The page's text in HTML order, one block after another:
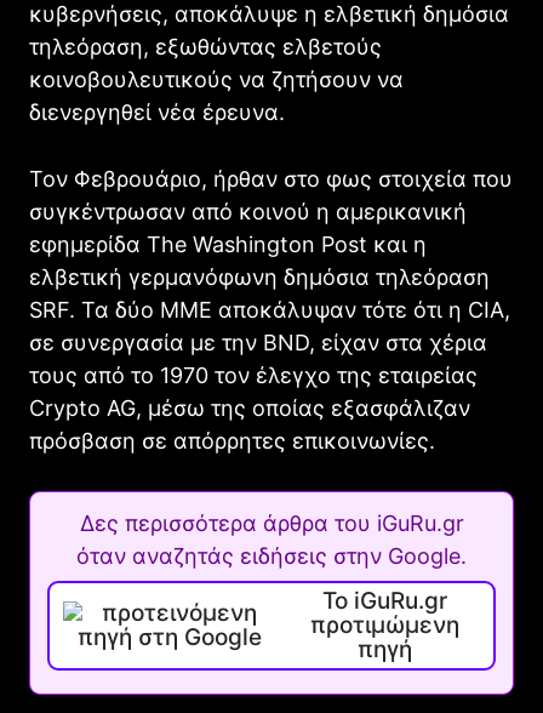
κυβερνήσεις, αποκάλυψε η ελβετική δημόσια
τηλεόραση, εξωθώντας ελβετούς
κοινοβουλευτικούς να ζητήσουν να
διενεργηθεί νέα έρευνα.
Τον Φεβρουάριο, ήρθαν στο φως στοιχεία που
συγκέντρωσαν από κοινού η αμερικανική
εφημερίδα The Washington Post και η
ελβετική γερμανόφωνη δημόσια τηλεόραση
SRF. Τα δύο ΜΜΕ αποκάλυψαν τότε ότι η CIA,
σε συνεργασία με την BND, είχαν στα χέρια
τους από το 1970 τον έλεγχο της εταιρείας
Crypto AG, μέσω της οποίας εξασφάλιζαν
πρόσβαση σε απόρρητες επικοινωνίες.
Δες περισσότερα άρθρα του iGuRu.gr
όταν αναζητάς ειδήσεις στην Google.
Το iGuRu.gr
προτιμώμενη
πηγή